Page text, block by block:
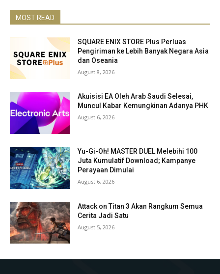
MOST READ
SQUARE ENIX STORE Plus Perluas
Pengiriman ke Lebih Banyak Negara Asia
dan Oseania
August 8, 2026
Akuisisi EA Oleh Arab Saudi Selesai,
Muncul Kabar Kemungkinan Adanya PHK
August 6, 2026
Yu-Gi-Oh! MASTER DUEL Melebihi 100
Juta Kumulatif Download; Kampanye
Perayaan Dimulai
August 6, 2026
Attack on Titan 3 Akan Rangkum Semua
Cerita Jadi Satu
August 5, 2026